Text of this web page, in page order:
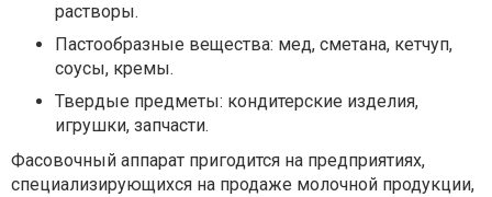
растворы.
Пастообразные вещества: мед, сметана, кетчуп,
соусы, кремы.
Твердые предметы: кондитерские изделия,
игрушки, запчасти.
Фасовочный аппарат пригодится на предприятиях,
специализирующихся на продаже молочной продукции,